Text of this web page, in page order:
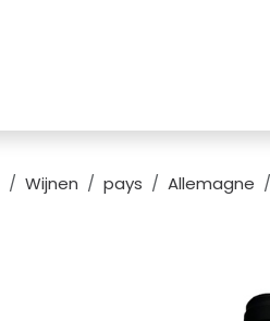
Wijnen pays Allemagne